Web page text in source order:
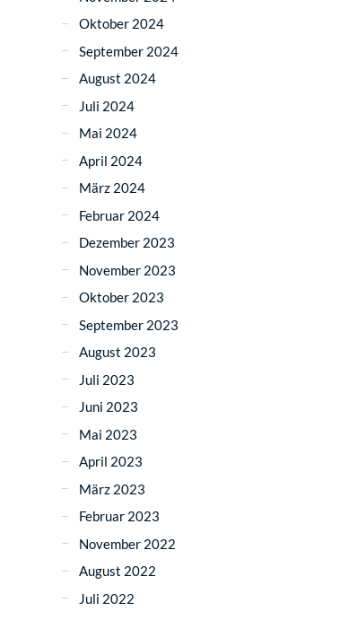
Oktober 2024
September 2024
August 2024
Juli 2024
Mai 2024
April 2024
März 2024
Februar 2024
Dezember 2023
November 2023
Oktober 2023
September 2023
August 2023
Juli 2023
Juni 2023
Mai 2023
April 2023
März 2023
Februar 2023
November 2022
August 2022
Juli 2022